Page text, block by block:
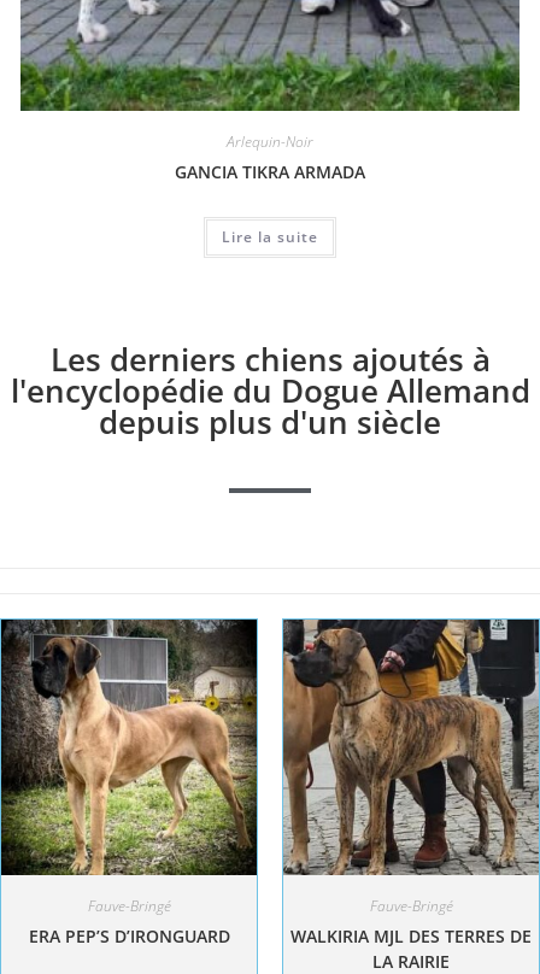
Arlequin-Noir
GANCIA TIKRA ARMADA
Lire la suite
Les derniers chiens ajoutés à
l'encyclopédie du Dogue Allemand
depuis plus d'un siècle
Fauve-Bringé
ERA PEP’S D’IRONGUARD
Fauve-Bringé
WALKIRIA MJL DES TERRES DE
LA RAIRIE